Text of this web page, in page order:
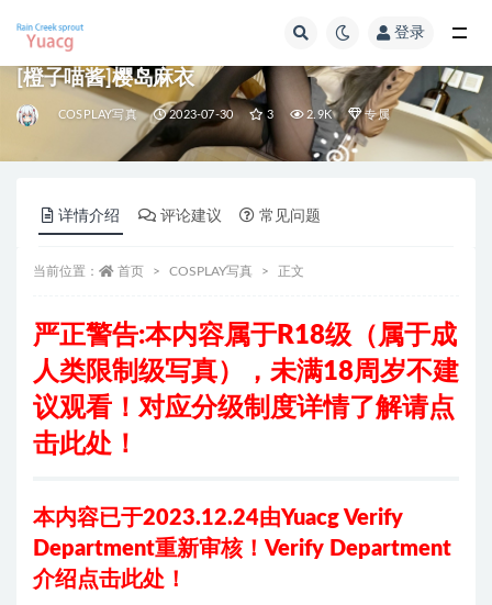
登录
[橙子喵酱]樱岛麻衣
COSPLAY写真 2023-07-30 3 2.9K 专属
详情介绍 评论建议 常见问题
当前位置： 首页 COSPLAY写真 正文
严正警告:本内容属于R18级 （属于成
人类限制级写真）， 未满18周岁不建
议观看！对应分级制度详情了解请点
击此处 ！
本内容已于2023.12.24由Yuacg Verify
Department重新审核！ Verify Department
介绍点击此处 ！